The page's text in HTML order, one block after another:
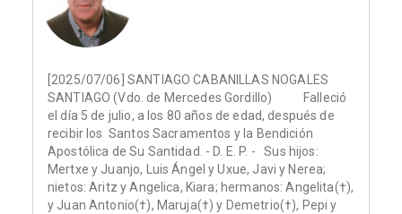
[2025/07/06] SANTIAGO CABANILLAS NOGALES
SANTIAGO (Vdo. de Mercedes Gordillo) Falleció
el día 5 de julio, a los 80 años de edad, después de
recibir los Santos Sacramentos y la Bendición
Apostólica de Su Santidad. - D. E. P. - Sus hijos:
Mertxe y Juanjo, Luis Ángel y Uxue, Javi y Nerea;
nietos: Aritz y Angelica, Kiara; hermanos: Angelita(†),
y Juan Antonio(†), Maruja(†) y Demetrio(†), Pepi y